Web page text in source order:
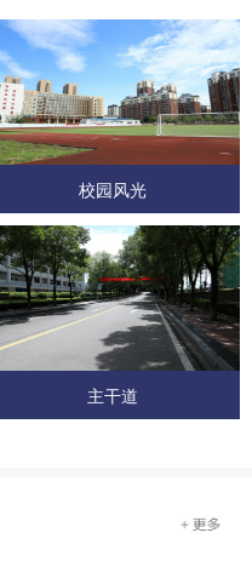
校园风光
主干道